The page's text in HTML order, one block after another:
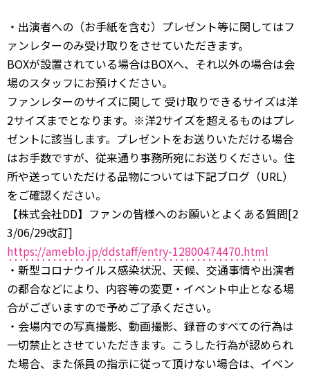
・出演者への（お手紙を含む）プレゼント等に関してはフ
ァンレターのみ受け取りをさせていただきます。
BOXが設置されている場合はBOXへ、それ以外の場合は会
場のスタッフにお預けください。
ファンレターのサイズに関して 受け取りできるサイズは洋
2サイズまでとなります。※洋2サイズを超えるものはプレ
ゼントに該当します。プレゼントをお送りいただける場合
はお手数ですが、従来通り事務所宛にお送りください。住
所や送っていただける品物については下記ブログ（URL）
をご確認ください。
【株式会社DD】ファンの皆様へのお願いとよくある質問[2
3/06/29改訂]
https://ameblo.jp/ddstaff/entry-12800474470.html
・新型コロナウイルス感染状況、天候、交通事情や出演者
の都合などにより、内容等の変更・イベント中止となる場
合がございますので予めご了承ください。
・会場内での写真撮影、動画撮影、録音のすべての行為は
一切禁止とさせていただきます。こうした行為が認められ
た場合、また係員の指示に従って頂けない場合は、イベン